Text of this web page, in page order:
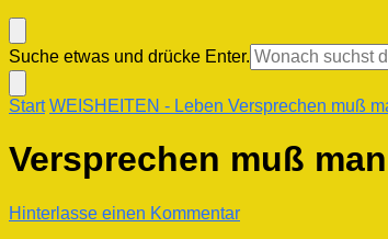
Suchst
du
nach
etwas?
Suche etwas und drücke Enter.
Start WEISHEITEN - Leben Versprechen muß
Versprechen muß
Hinterlasse einen Kommentarzu